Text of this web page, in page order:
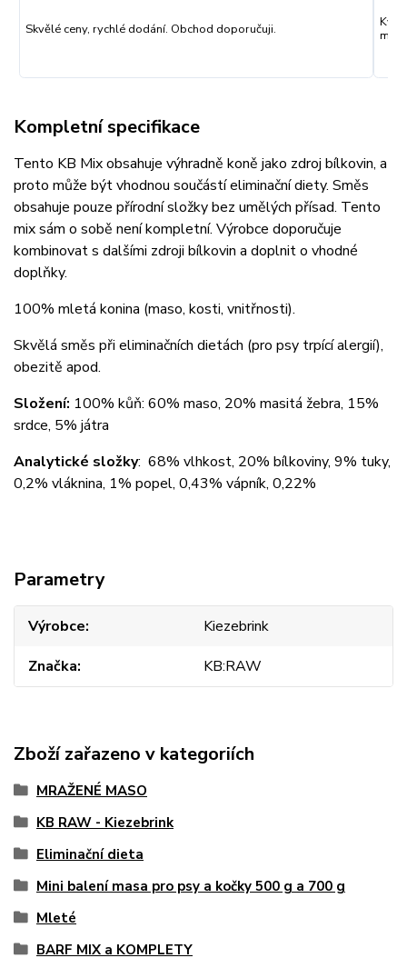
Skvělé ceny, rychlé dodání. Obchod doporučuji.
Kompletní specifikace
Tento KB Mix obsahuje výhradně koně jako zdroj bílkovin, a
proto může být vhodnou součástí eliminační diety. Směs
obsahuje pouze přírodní složky bez umělých přísad. Tento
mix sám o sobě není kompletní. Výrobce doporučuje
kombinovat s dalšími zdroji bílkovin a doplnit o vhodné
doplňky.
100% mletá konina (maso, kosti, vnitřnosti).
Skvělá směs při eliminačních dietách (pro psy trpící alergií),
obezitě apod.
Složení: 100% kůň: 60% maso, 20% masitá žebra, 15%
srdce, 5% játra
Analytické složky: 68% vlhkost, 20% bílkoviny, 9% tuky,
0,2% vláknina, 1% popel, 0,43% vápník, 0,22%
Parametry
Výrobce
Kiezebrink
Značka
KB:RAW
Zboží zařazeno v kategoriích
MRAŽENÉ MASO
KB RAW - Kiezebrink
Eliminační dieta
Mini balení masa pro psy a kočky 500 g a 700 g
Mleté
BARF MIX a KOMPLETY